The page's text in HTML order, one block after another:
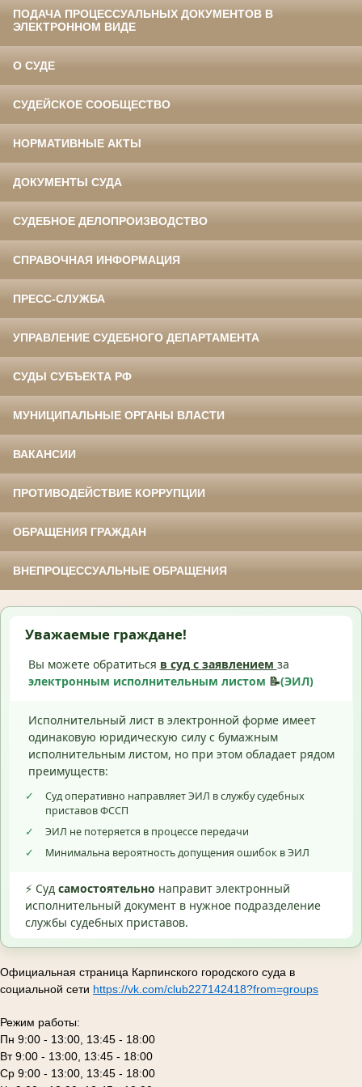
ПОДАЧА ПРОЦЕССУАЛЬНЫХ ДОКУМЕНТОВ В
ЭЛЕКТРОННОМ ВИДЕ
О СУДЕ
СУДЕЙСКОЕ СООБЩЕСТВО
НОРМАТИВНЫЕ АКТЫ
ДОКУМЕНТЫ СУДА
СУДЕБНОЕ ДЕЛОПРОИЗВОДСТВО
СПРАВОЧНАЯ ИНФОРМАЦИЯ
ПРЕСС-СЛУЖБА
УПРАВЛЕНИЕ СУДЕБНОГО ДЕПАРТАМЕНТА
СУДЫ СУБЪЕКТА РФ
МУНИЦИПАЛЬНЫЕ ОРГАНЫ ВЛАСТИ
ВАКАНСИИ
ПРОТИВОДЕЙСТВИЕ КОРРУПЦИИ
ОБРАЩЕНИЯ ГРАЖДАН
ВНЕПРОЦЕССУАЛЬНЫЕ ОБРАЩЕНИЯ
Уважаемые граждане!
Вы можете обратиться в суд с заявлением за
электронным исполнительным листом 📝(ЭИЛ)
Исполнительный лист в электронной форме имеет
одинаковую юридическую силу с бумажным
исполнительным листом, но при этом обладает рядом
преимуществ:
✓
Суд оперативно направляет ЭИЛ в службу судебных
приставов ФССП
✓
ЭИЛ не потеряется в процессе передачи
✓
Минимальна вероятность допущения ошибок в ЭИЛ
⚡ Суд самостоятельно направит электронный
исполнительный документ в нужное подразделение
службы судебных приставов.
Официальная страница Карпинского городского суда в
социальной сети https://vk.com/club227142418?from=groups
Режим работы:
Пн 9:00 - 13:00, 13:45 - 18:00
Вт 9:00 - 13:00, 13:45 - 18:00
Ср 9:00 - 13:00, 13:45 - 18:00